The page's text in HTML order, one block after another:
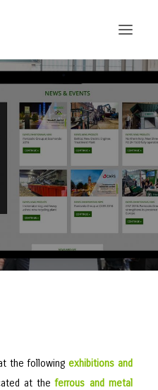
the following exhibitions and
at theferrous and metal